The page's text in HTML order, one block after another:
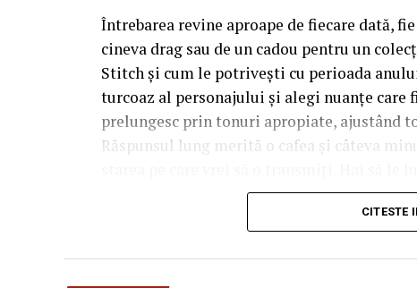
Întrebarea revine aproape de fiecare dată,
cineva drag sau de un cadou pentru un
Stitch și cum le potrivești cu perioada
turcoaz al personajului și alegi nuanțe
prelungesc prin tonuri apropiate, ajustând
Răspunsul lung merită o cafea și câteva
De ce contează atât de
CITESTE